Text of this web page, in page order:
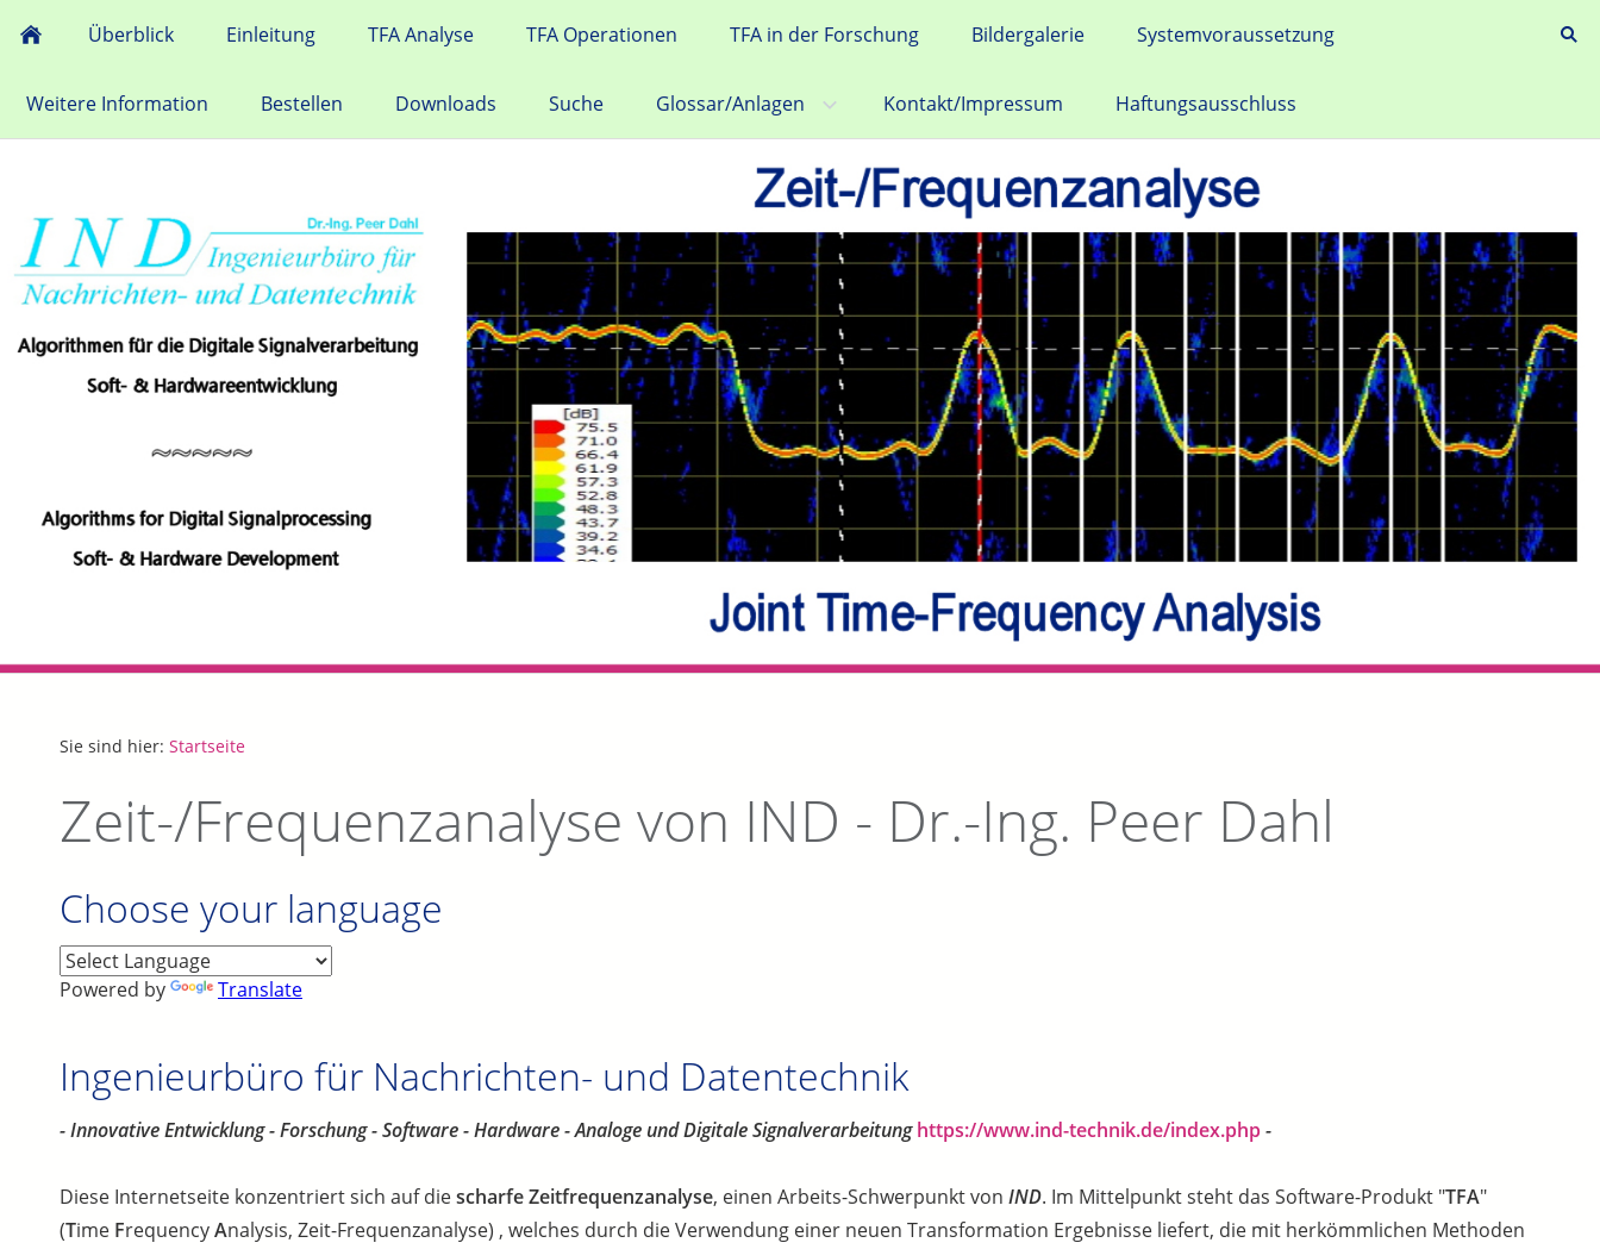
Überblick Einleitung TFA Analyse TFA Operationen TFA in der Forschung Bildergalerie Systemvoraussetzung
Weitere Information Bestellen Downloads Suche Glossar/Anlagen Kontakt/Impressum Haftungsausschluss
Sie sind hier: Startseite
Zeit-/Frequenzanalyse von IND - Dr.-Ing. Peer Dahl
Choose your language
Powered by Translate
Ingenieurbüro für Nachrichten- und Datentechnik
- Innovative Entwicklung - Forschung - Software - Hardware - Analoge und Digitale Signalverarbeitunghttps://www.ind-technik.de/index.php-
Diese Internetseite konzentriert sich auf diescharfe Zeitfrequenzanalyse, einen Arbeits-Schwerpunkt von IND. Im Mittelpunkt steht das Software-Produkt "TFA"
(Time FrequencyAnalysis, Zeit-Frequenzanalyse) , welches durch die Verwendung einer neuen Transformation Ergebnisse liefert, die mit herkömmlichen Methoden